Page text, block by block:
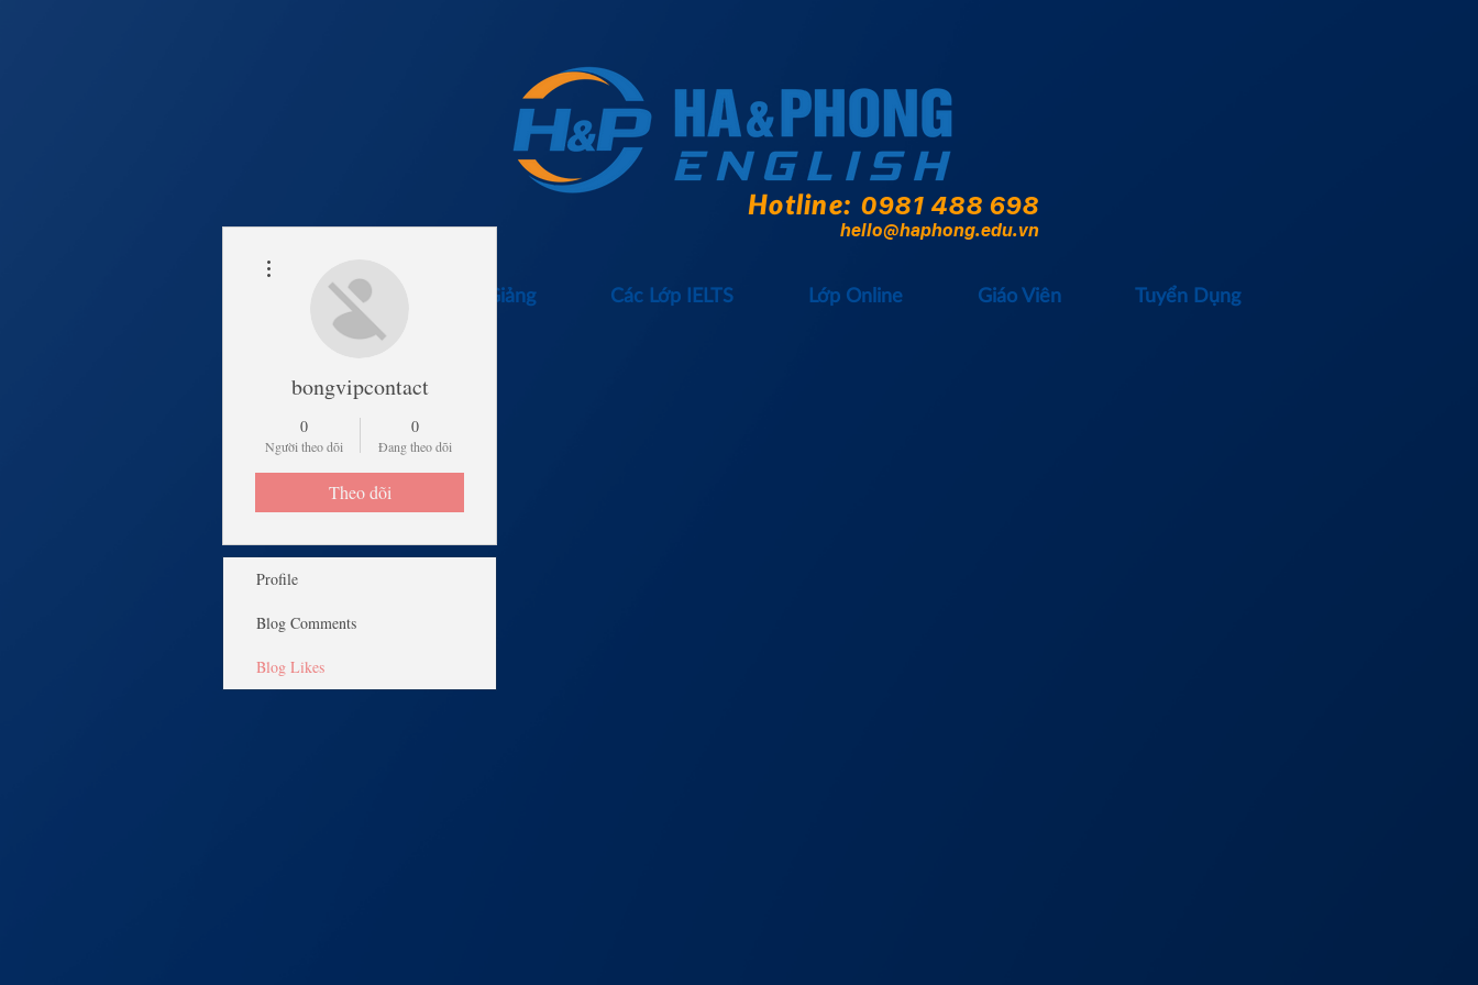
Hotline: 0981 488 698
hello@haphong.edu.vn
Lịch Khai Giảng Các Lớp IELTS Lớp Online Giáo Viên Tuyển Dụng
bongvipcontact
0
Người theo dõi
0
Đang theo dõi
Theo dõi
Profile
Blog Comments
Blog Likes